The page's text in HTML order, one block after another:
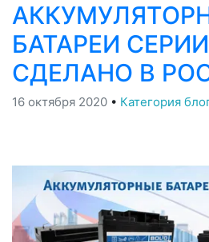
БАТАРЕИ
СДЕЛАНО В
16 октября 2020 • Категория